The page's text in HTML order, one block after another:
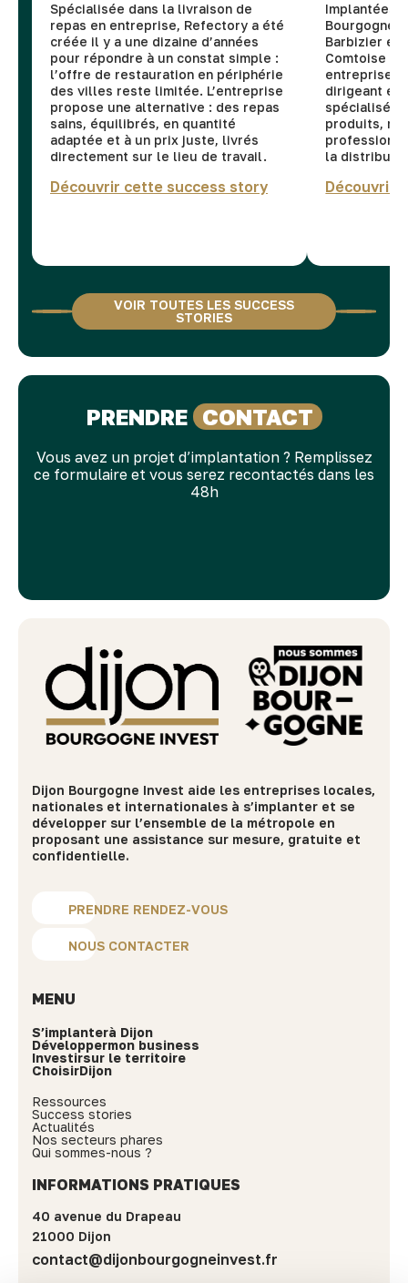
Spécialisée dans la livraison de
repas en entreprise, Refectory a été
créée il y a une dizaine d’années
pour répondre à un constat simple :
l’offre de restauration en périphérie
des villes reste limitée. L’entreprise
propose une alternative : des repas
sains, équilibrés, en quantité
adaptée et à un prix juste, livrés
directement sur le lieu de travail.
Découvrir cette success story
Implantées
Bourgogne-
Barbizier et
Comtoise
entreprises
dirigeant et
spécialisée
produits,
la
Découvrir
VOIR TOUTES LES SUCCESS
STORIES
PRENDRE CONTACT
Vous avez un projet d’implantation ? Remplissez
ce formulaire et vous serez recontactés dans les
48h
Dijon Bourgogne Invest aide les entreprises locales,
nationales et internationales à s’implanter et se
développer sur l’ensemble de la métropole en
proposant une assistance sur mesure, gratuite et
confidentielle.
PRENDRE RENDEZ-VOUS
NOUS CONTACTER
MENU
S’implanterà Dijon
Développermon business
Investirsur le territoire
ChoisirDijon
Ressources
Success stories
Actualités
Nos secteurs phares
Qui sommes-nous ?
INFORMATIONS PRATIQUES
40 avenue du Drapeau
21000 Dijon
contact@dijonbourgogneinvest.fr